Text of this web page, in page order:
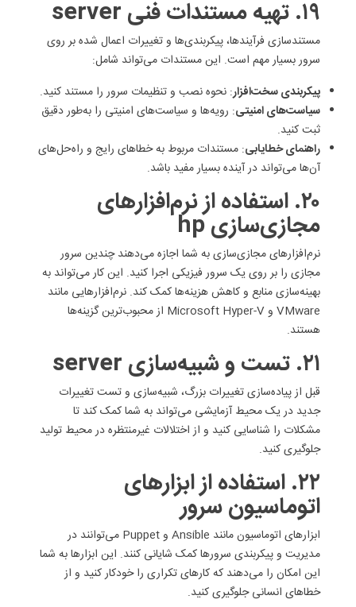
۱۹. تهیه مستندات فنی server
مستندسازی فرآیندها، پیکربندی‌ها و تغییرات اعمال شده بر روی
سرور بسیار مهم است. این مستندات می‌تواند شامل:
پیکربندی سخت‌افزار: نحوه نصب و تنظیمات سرور را مستند کنید.
سیاست‌های امنیتی: رویه‌ها و سیاست‌های امنیتی را به‌طور دقیق
ثبت کنید.
راهنمای خطایابی: مستندات مربوط به خطاهای رایج و راه‌حل‌های
آن‌ها می‌تواند در آینده بسیار مفید باشد.
۲۰. استفاده از نرم‌افزارهای
مجازی‌سازی hp
نرم‌افزارهای مجازی‌سازی به شما اجازه می‌دهند چندین سرور
مجازی را بر روی یک سرور فیزیکی اجرا کنید. این کار می‌تواند به
بهینه‌سازی منابع و کاهش هزینه‌ها کمک کند. نرم‌افزارهایی مانند
VMware و Microsoft Hyper-V از محبوب‌ترین گزینه‌ها
هستند.
۲۱. تست و شبیه‌سازی server
قبل از پیاده‌سازی تغییرات بزرگ، شبیه‌سازی و تست تغییرات
جدید در یک محیط آزمایشی می‌تواند به شما کمک کند تا
مشکلات را شناسایی کنید و از اختلالات غیرمنتظره در محیط تولید
جلوگیری کنید.
۲۲. استفاده از ابزارهای
اتوماسیون سرور
ابزارهای اتوماسیون مانند Ansible و Puppet می‌توانند در
مدیریت و پیکربندی سرورها کمک شایانی کنند. این ابزارها به شما
این امکان را می‌دهند که کارهای تکراری را خودکار کنید و از
خطاهای انسانی جلوگیری کنید.